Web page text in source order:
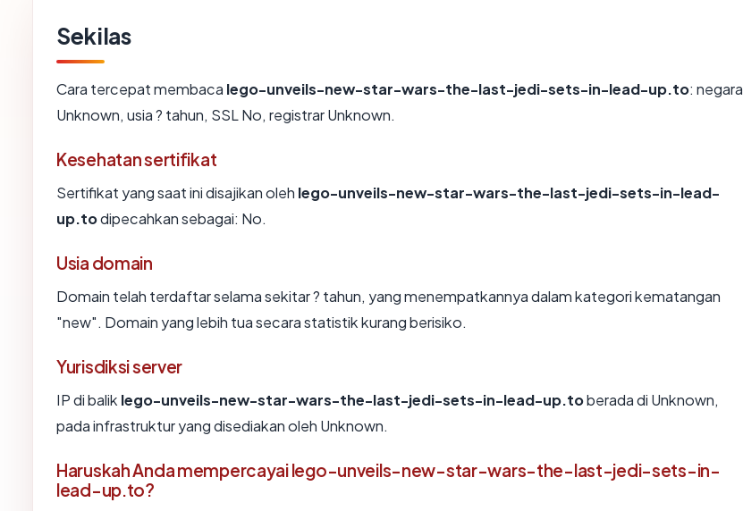
Sekilas
Cara tercepat membaca lego-unveils-new-star-wars-the-last-jedi-sets-in-lead-up.to: negara
Unknown, usia ? tahun, SSL No, registrar Unknown.
Kesehatan sertifikat
Sertifikat yang saat ini disajikan oleh lego-unveils-new-star-wars-the-last-jedi-sets-in-lead-
up.todipecahkan sebagai: No.
Usia domain
Domain telah terdaftar selama sekitar ? tahun, yang menempatkannya dalam kategori kematangan
"new". Domain yang lebih tua secara statistik kurang berisiko.
Yurisdiksi server
IP di balik lego-unveils-new-star-wars-the-last-jedi-sets-in-lead-up.toberada di Unknown,
pada infrastruktur yang disediakan oleh Unknown.
Haruskah Anda mempercayai lego-unveils-new-star-wars-the-last-jedi-sets-in-
lead-up.to?